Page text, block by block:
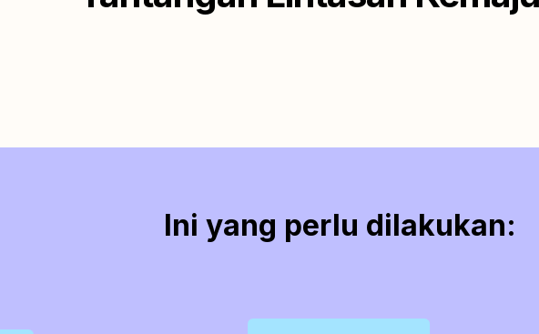
Ini yang perlu dilakukan: